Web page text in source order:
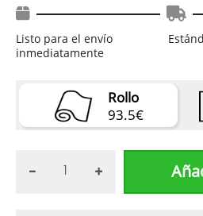
Listo para el envío
inmediatamente
Rollo
93.5€